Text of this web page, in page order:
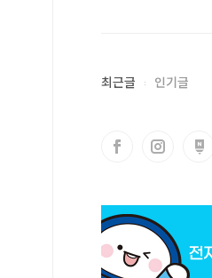
최근글 인기글